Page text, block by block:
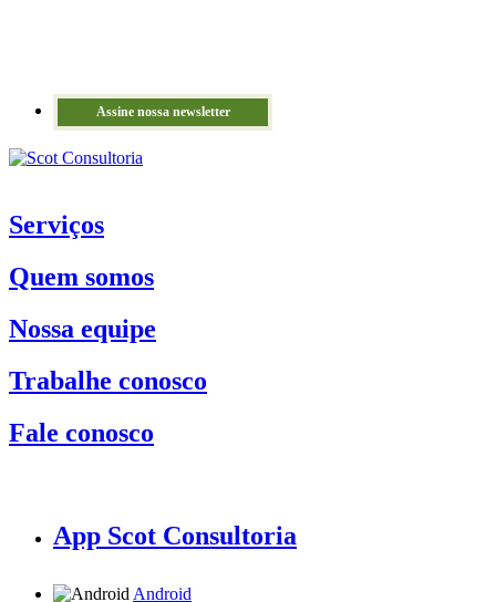
Assine nossa newsletter
Serviços
Quem somos
Nossa equipe
Trabalhe conosco
Fale conosco
App Scot Consultoria
Android